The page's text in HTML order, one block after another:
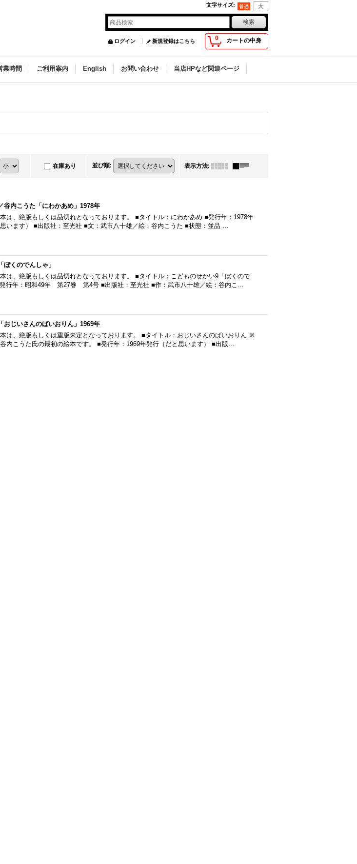
文字サイズ:
0 カートの中身
ログイン 新規登録はこちら
業時間 ご利用案内 English お問い合わせ 当店HPなど関連ページ
在庫あり 並び順: 表示方法:
谷内こうた「にわかあめ」1978年
は、絶版もしくは品切れとなっております。 ■タイトル：にわかあめ ■発行年：1978年
います） ■出版社：至光社 ■文：武市八十雄／絵：谷内こうた ■状態：並品 …
ぼくのでんしゃ」
は、絶版もしくは品切れとなっております。 ■タイトル：こどものせかい9「ぼくので
行年：昭和49年 第27巻 第4号 ■出版社：至光社 ■作：武市八十雄／絵：谷内こ…
おじいさんのばいおりん」1969年
は、絶版もしくは重版未定となっております。 ■タイトル：おじいさんのばいおりん ※
内こうた氏の最初の絵本です。 ■発行年：1969年発行（だと思います） ■出版…